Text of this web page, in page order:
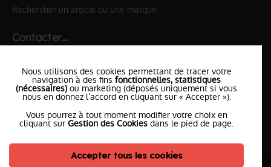
Rechercher un article ou une marque
Contacter…
✆ 18№National Sapeurs-Pompiers
le SDISle plus proche
l'équipePompierCenter
Nous utilisons des cookies permettant de tracer votre
navigation à des fins fonctionnelles, statistiques
(nécessaires) ou marketing (déposés uniquement si vous
nous en donnez l’accord en cliquant sur « Accepter »).
Vous pourrez à tout moment modifier votre choix en
cliquant sur Gestion des Cookies dans le pied de page.
Accepter tous les cookies